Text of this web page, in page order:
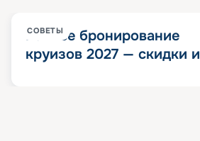
СОВЕТЫ
Раннее бронирование
круизов 2027 — скидки и